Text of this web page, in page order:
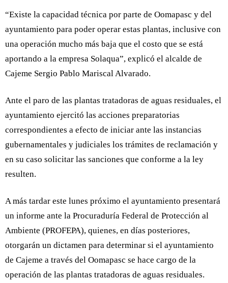
“Existe la capacidad técnica por parte de Oomapasc y del
ayuntamiento para poder operar estas plantas, inclusive con
una operación mucho más baja que el costo que se está
aportando a la empresa Solaqua”, explicó el alcalde de
Cajeme Sergio Pablo Mariscal Alvarado.
Ante el paro de las plantas tratadoras de aguas residuales, el
ayuntamiento ejercitó las acciones preparatorias
correspondientes a efecto de iniciar ante las instancias
gubernamentales y judiciales los trámites de reclamación y
en su caso solicitar las sanciones que conforme a la ley
resulten.
A más tardar este lunes próximo el ayuntamiento presentará
un informe ante la Procuraduría Federal de Protección al
Ambiente (PROFEPA), quienes, en días posteriores,
otorgarán un dictamen para determinar si el ayuntamiento
de Cajeme a través del Oomapasc se hace cargo de la
operación de las plantas tratadoras de aguas residuales.